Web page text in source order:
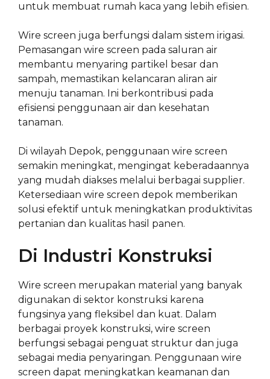
untuk membuat rumah kaca yang lebih efisien.
Wire screen juga berfungsi dalam sistem irigasi.
Pemasangan wire screen pada saluran air
membantu menyaring partikel besar dan
sampah, memastikan kelancaran aliran air
menuju tanaman. Ini berkontribusi pada
efisiensi penggunaan air dan kesehatan
tanaman.
Di wilayah Depok, penggunaan wire screen
semakin meningkat, mengingat keberadaannya
yang mudah diakses melalui berbagai supplier.
Ketersediaan wire screen depok memberikan
solusi efektif untuk meningkatkan produktivitas
pertanian dan kualitas hasil panen.
Di Industri Konstruksi
Wire screen merupakan material yang banyak
digunakan di sektor konstruksi karena
fungsinya yang fleksibel dan kuat. Dalam
berbagai proyek konstruksi, wire screen
berfungsi sebagai penguat struktur dan juga
sebagai media penyaringan. Penggunaan wire
screen dapat meningkatkan keamanan dan